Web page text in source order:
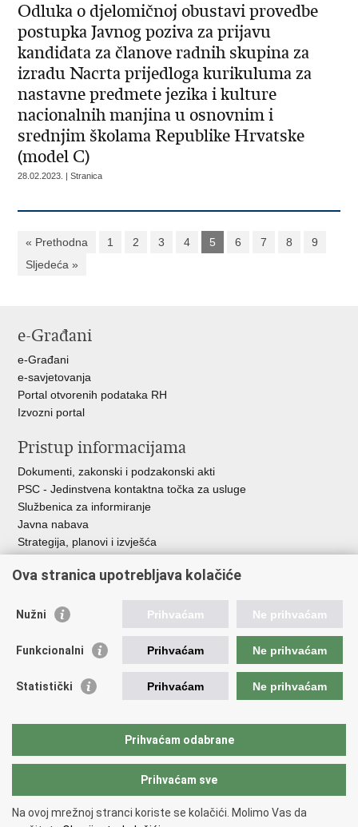
Odluka o djelomičnoj obustavi provedbe
postupka Javnog poziva za prijavu
kandidata za članove radnih skupina za
izradu Nacrta prijedloga kurikuluma za
nastavne predmete jezika i kulture
nacionalnih manjina u osnovnim i
srednjim školama Republike Hrvatske
(model C)
28.02.2023. | Stranica
« Prethodna 1 2 3 4 5 6 7 8
9
Sljedeća »
e-Građani
e-Građani
e-savjetovanja
Portal otvorenih podataka RH
Izvozni portal
Pristup informacijama
Dokumenti, zakonski i podzakonski akti
PSC - Jedinstvena kontaktna točka za usluge
Službenica za informiranje
Javna nabava
Strategija, planovi i izvješća
Korisne poveznice
Vlada RH
ASOO
CARNET
Copyright © 2026 Ministarstvo znanosti, obrazovanja i mladih.
Ova stranica upotrebljava kolačiće
Nužni Prihvaćam Ne prihvaćam
Funkcionalni Prihvaćam Ne prihvaćam
Statistički Prihvaćam Ne prihvaćam
Prihvaćam odabrane
Prihvaćam sve
Na ovoj mrežnoj stranci koriste se kolačići. Molimo Vas da